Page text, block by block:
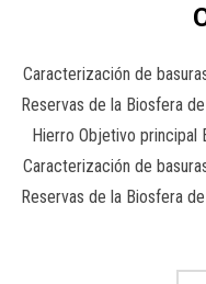
Caracterización de
Reservas de la Biosfera
Hierro Objetivo principal
Caracterización de
Reservas de la Biosfera